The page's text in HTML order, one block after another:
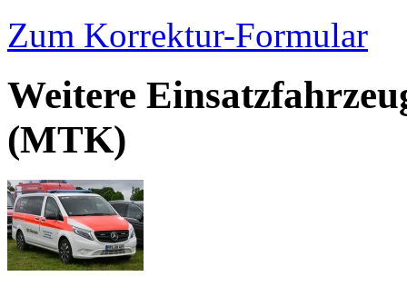
Zum Korrektur-Formular
Weitere
(MTK)